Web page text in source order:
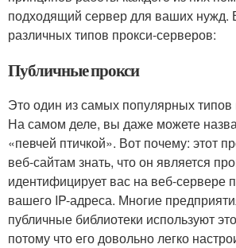
подходящий сервер для ваших нужд.
различных типов прокси-серверов:
Публичные прокси
Это один из самых популярных типов
На самом деле, вы даже можете
«певчей птичкой». Вот почему: этот
веб-сайтам знать, что он является
идентифицирует вас на веб-сервере
вашего IP-адреса. Многие
публичные библиотеки используют
потому что его довольно легко